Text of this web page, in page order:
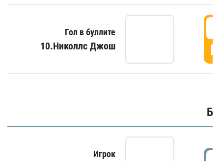
Гол в буллите
10.Николлс Джош
Игрок